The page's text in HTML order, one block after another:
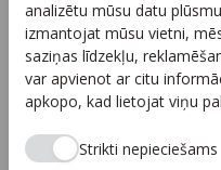
analizētu mūsu datu
izmantojat mūsu vietni,
saziņas līdzekļu,
var apvienot ar citu
apkopo, kad lietojat viņu
Strikti nepieciešams
Autortiesības
Privātuma politika